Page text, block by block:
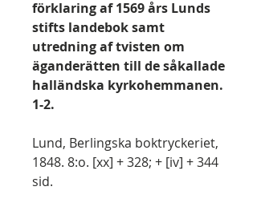
förklaring af 1569 års Lunds
stifts landebok samt
utredning af tvisten om
äganderätten till de såkallade
halländska kyrkohemmanen.
1-2.
Lund, Berlingska boktryckeriet,
1848. 8:o. [xx] + 328; + [iv] + 344
sid.